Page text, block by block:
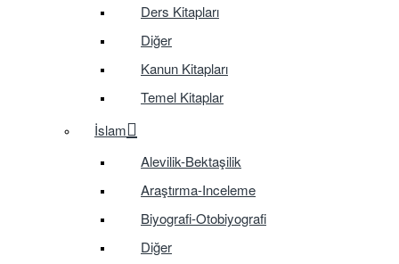
Ders Kitapları
Diğer
Kanun Kitapları
Temel Kitaplar
İslam
Alevilik-Bektaşilik
Araştırma-Inceleme
Biyografi-Otobiyografi
Diğer